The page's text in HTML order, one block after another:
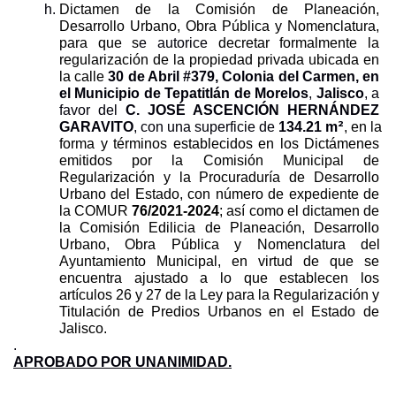
Dictamen de la Comisión de Planeación,
Desarrollo Urbano, Obra Pública y Nomenclatura,
para que se autorice decretar formalmente la
regularización de la propiedad privada ubicada en
la calle 30 de Abril #379, Colonia del Carmen, en
el Municipio de Tepatitlán de Morelos, Jalisco, a
favor del C. JOSÉ ASCENCIÓN HERNÁNDEZ
GARAVITO, con una superficie de 134.21 m2, en la
forma y términos establecidos en los Dictámenes
emitidos por la Comisión Municipal de
Regularización y la Procuraduría de Desarrollo
Urbano del Estado, con número de expediente de
la COMUR 76/2021-2024; así como el dictamen de
la Comisión Edilicia de Planeación, Desarrollo
Urbano, Obra Pública y Nomenclatura del
Ayuntamiento Municipal, en virtud de que se
encuentra ajustado a lo que establecen los
artículos 26 y 27 de la Ley para la Regularización y
Titulación de Predios Urbanos en el Estado de
Jalisco.
.
APROBADO POR UNANIMIDAD.